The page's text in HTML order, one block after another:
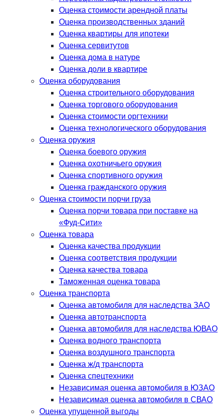
Оценка стоимости арендной платы
Оценка производственных зданий
Оценка квартиры для ипотеки
Оценка сервитутов
Оценка дома в натуре
Оценка доли в квартире
Оценка оборудования
Оценка строительного оборудования
Оценка торгового оборудования
Оценка стоимости оргтехники
Оценка технологического оборудования
Оценка оружия
Оценка боевого оружия
Оценка охотничьего оружия
Оценка спортивного оружия
Оценка гражданского оружия
Оценка стоимости порчи груза
Оценка порчи товара при поставке на
«Фуд-Сити»
Оценка товара
Оценка качества продукции
Оценка соответствия продукции
Оценка качества товара
Таможенная оценка товара
Оценка транспорта
Оценка автомобиля для наследства ЗАО
Оценка автотранспорта
Оценка автомобиля для наследства ЮВАО
Оценка водного транспорта
Оценка воздушного транспорта
Оценка ж/д транспорта
Оценка спецтехники
Независимая оценка автомобиля в ЮЗАО
Независимая оценка автомобиля в СВАО
Оценка упущенной выгоды